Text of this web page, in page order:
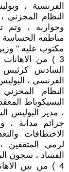
الفرنسية ،
النظام
وجواربه ،
مناطقه
مكتوب عليه "
3 ) من
السادس كرئيس
الفرنسي ،
النظام
البسيكوباط
، مدير البوليس
جرائم مدانة ،
الاختطافات
لرمي المثقفين
الفساد ، سجون
4 ) من بين